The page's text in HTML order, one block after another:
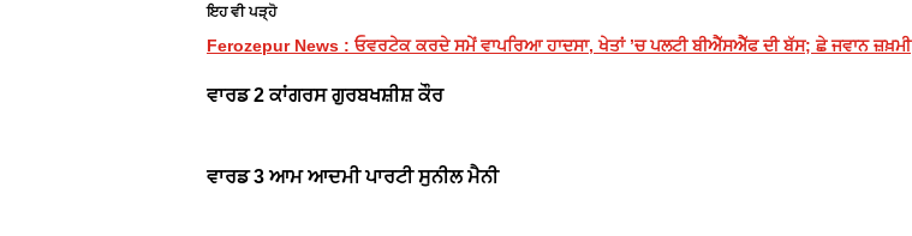
ਇਹ ਵੀ ਪੜ੍ਹੋ
Ferozepur News : ਓਵਰਟੇਕ ਕਰਦੇ ਸਮੇਂ ਵਾਪਰਿਆ ਹਾਦਸਾ, ਖੇਤਾਂ ’ਚ ਪਲਟੀ ਬੀਐੱਸਐੱਫ ਦੀ ਬੱਸ; ਛੇ ਜਵਾਨ ਜ਼ਖ਼ਮੀ
ਵਾਰਡ 2 ਕਾਂਗਰਸ ਗੁਰਬਖਸ਼ੀਸ਼ ਕੌਰ
ਵਾਰਡ3 ਆਮ ਆਦਮੀ ਪਾਰਟੀ ਸੁਨੀਲ ਮੈਨੀ